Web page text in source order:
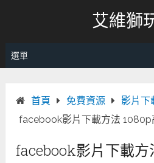
艾維獅
選單
首頁 免費資源
影片下
facebook影片下載方法 1080p
facebook影片下載方